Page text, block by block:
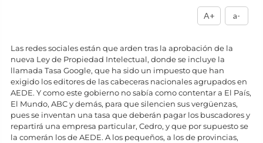
A+ a-
Las redes sociales están que arden tras la aprobación de la
nueva Ley de Propiedad Intelectual, donde se incluye la
llamada Tasa Google, que ha sido un impuesto que han
exigido los editores de las cabeceras nacionales agrupados en
AEDE. Y como este gobierno no sabía como contentar a El País,
El Mundo, ABC y demás, para que silencien sus vergüenzas,
pues se inventan una tasa que deberán pagar los buscadores y
repartirá una empresa particular, Cedro, y que por supuesto se
la comerán los de AEDE. A los pequeños, a los de provincias,